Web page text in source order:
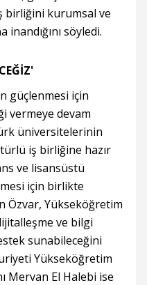
birliğini kurumsal ve
inandığını söyledi.
güçlenmesi için
vermeye devam
üniversitelerinin
iş birliğine hazır
ve lisansüstü
için birlikte
Özvar, Yükseköğretim
ve bilgi
sunabileceğini
Yükseköğretim
Mervan El Halebi ise